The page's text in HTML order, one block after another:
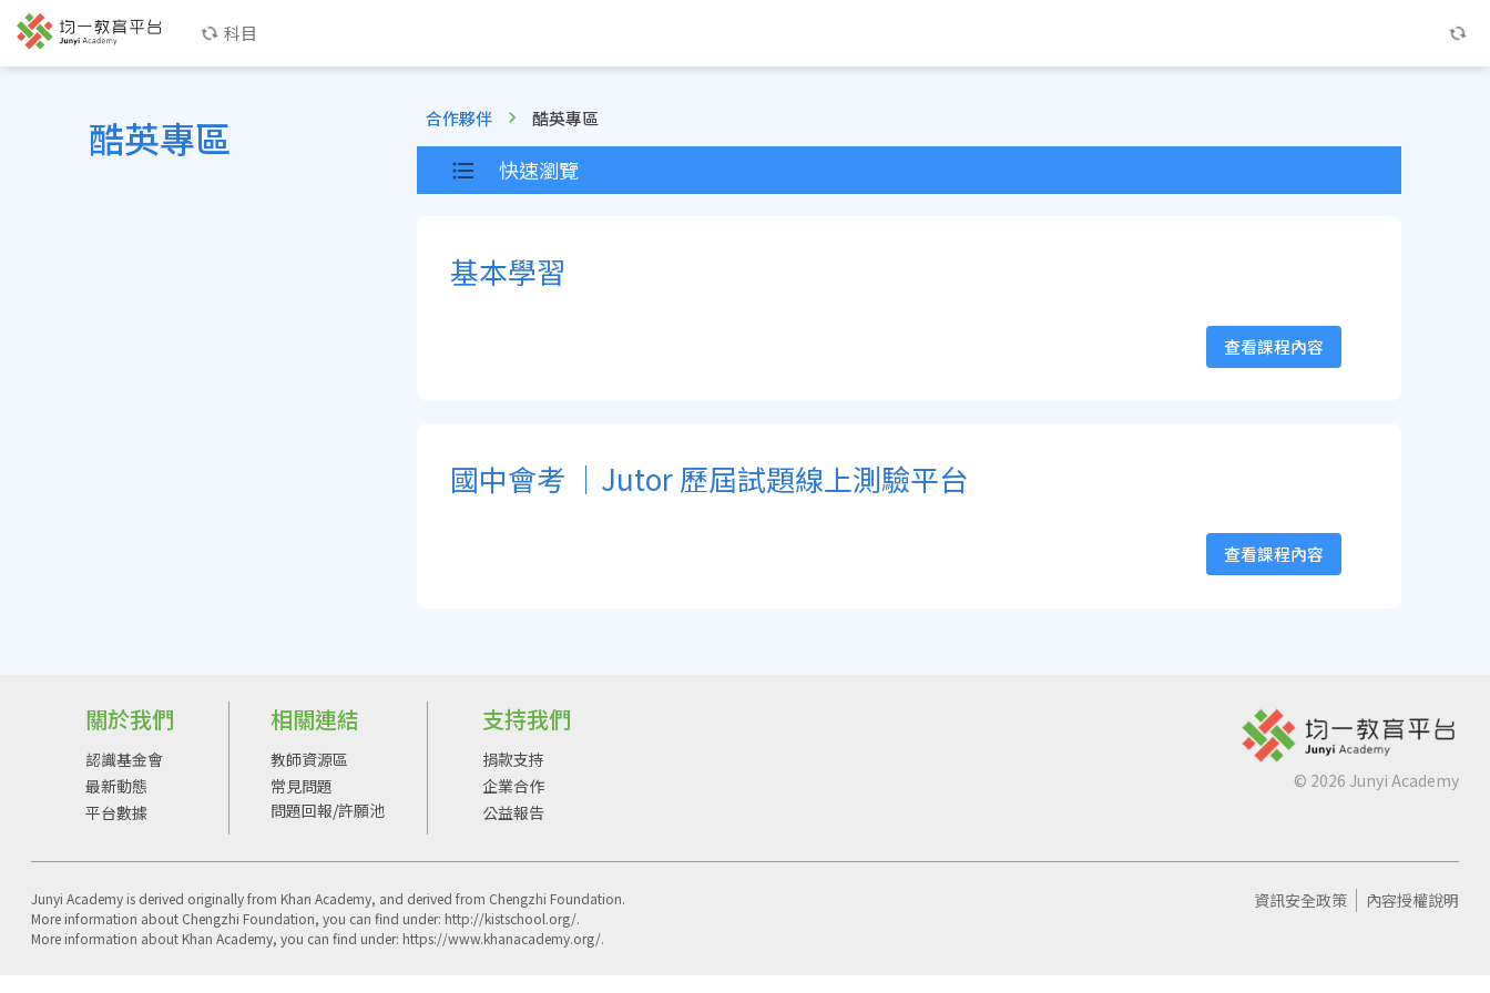
科目
酷英專區 合作夥伴 酷英專區
快速瀏覽
基本學習
查看課程內容
國中會考 ｜Jutor 歷屆試題線上測驗平台
查看課程內容
關於我們
認識基金會
最新動態
平台數據
相關連結
教師資源區
常見問題
問題回報/許願池
支持我們
捐款支持
企業合作
公益報告
© 2026 Junyi Academy
Junyi Academy is derived originally from Khan Academy, and derived from Chengzhi Foundation.
More information about Chengzhi Foundation, you can find under: http://kistschool.org/.
More information about Khan Academy, you can find under: https://www.khanacademy.org/.
資訊安全政策 內容授權說明